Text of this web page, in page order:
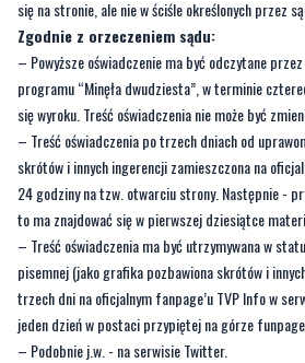
się na stronie, ale nie w ściśle określonych przez
Zgodnie z orzeczeniem sądu:
– Powyższe oświadczenie ma być odczytane
programu “Minęła dwudziesta”, w terminie
się wyroku. Treść oświadczenia nie może być
– Treść oświadczenia po trzech dniach od
skrótów i innych ingerencji zamieszczona na
24 godziny na tzw. otwarciu strony. Następnie -
to ma znajdować się w pierwszej dziesiątce
– Treść oświadczenia ma być utrzymywana w
pisemnej (jako grafika pozbawiona skrótów i
trzech dni na oficjalnym fanpage’u TVP Info w
jeden dzień w postaci przypiętej na górze
– Podobnie j.w. - na serwisie Twitter.